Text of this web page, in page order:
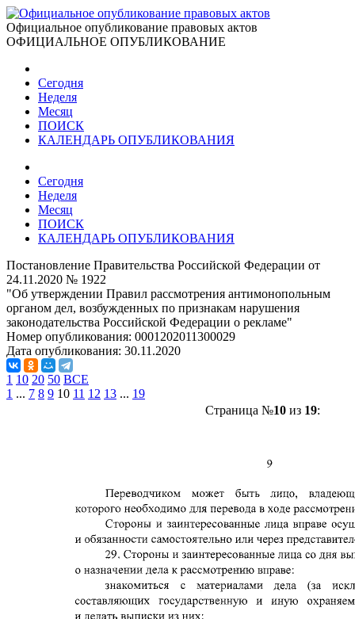
Официальное опубликование правовых актов
ОФИЦИАЛЬНОЕ ОПУБЛИКОВАНИЕ
Сегодня
Неделя
Месяц
ПОИСК
КАЛЕНДАРЬ ОПУБЛИКОВАНИЯ
Сегодня
Неделя
Месяц
ПОИСК
КАЛЕНДАРЬ ОПУБЛИКОВАНИЯ
Постановление Правительства Российской Федерации от
24.11.2020 № 1922
"Об утверждении Правил рассмотрения антимонопольным
органом дел, возбужденных по признакам нарушения
законодательства Российской Федерации о рекламе"
Номер опубликования: 0001202011300029
Дата опубликования: 30.11.2020
1 10 20 50 ВСЕ
1 ... 7 8 9 10 11 12 13 ... 19
Страница №10из 19: